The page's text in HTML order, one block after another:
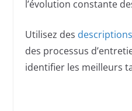
l’évolution constante
Utilisez des
des processus
identifier les meilleurs